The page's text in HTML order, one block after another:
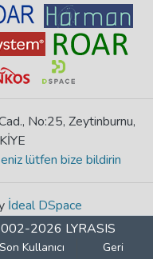
No:25, Zeytinburnu,
lütfen bize bildirin
İdeal DSpace
2026 LYRASIS
Son Kullanıcı
Geri